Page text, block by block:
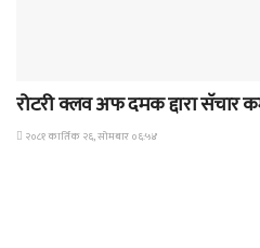
रोटरी क्लव अफ दमक द्दारा सॅचार
२०८१ कार्तिक २६, सोमबार ०६:५४